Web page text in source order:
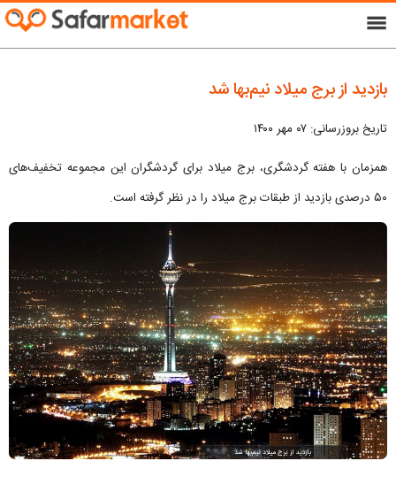
menu
بازدید از برج میلاد نیم‌بها شد
تاریخ بروزرسانی: ۰۷ مهر ۱۴۰۰
همزمان با هفته گردشگری، برج میلاد برای گردشگران این مجموعه تخفیف‌های
۵۰ درصدی بازدید از طبقات برج میلاد را در نظر گرفته است.